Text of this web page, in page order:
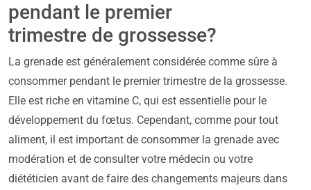
pendant le premier
trimestre de grossesse?
La grenade est généralement considérée comme sûre à
consommer pendant le premier trimestre de la grossesse.
Elle est riche en vitamine C, qui est essentielle pour le
développement du fœtus. Cependant, comme pour tout
aliment, il est important de consommer la grenade avec
modération et de consulter votre médecin ou votre
diététicien avant de faire des changements majeurs dans